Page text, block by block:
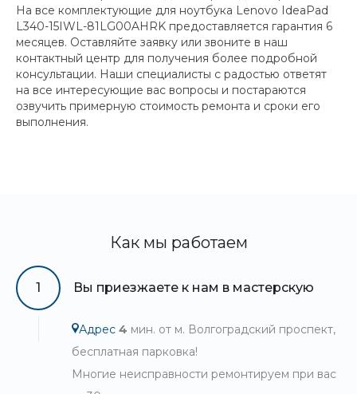
На все комплектующие для ноутбука Lenovo IdeaPad
L340-15IWL-81LG00AHRK предоставляется гарантия 6
месяцев. Оставляйте заявку или звоните в наш
контактный центр для получения более подробной
консультации. Наши специалисты с радостью ответят
на все интересующие вас вопросы и постараются
озвучить примерную стоимость ремонта и сроки его
выполнения.
Как мы работаем
1 Вы приезжаете к нам в мастерскую
Адрес 4 мин. от м. Волгоградский проспект,
бесплатная парковка!
Многие неисправности ремонтируем при вас